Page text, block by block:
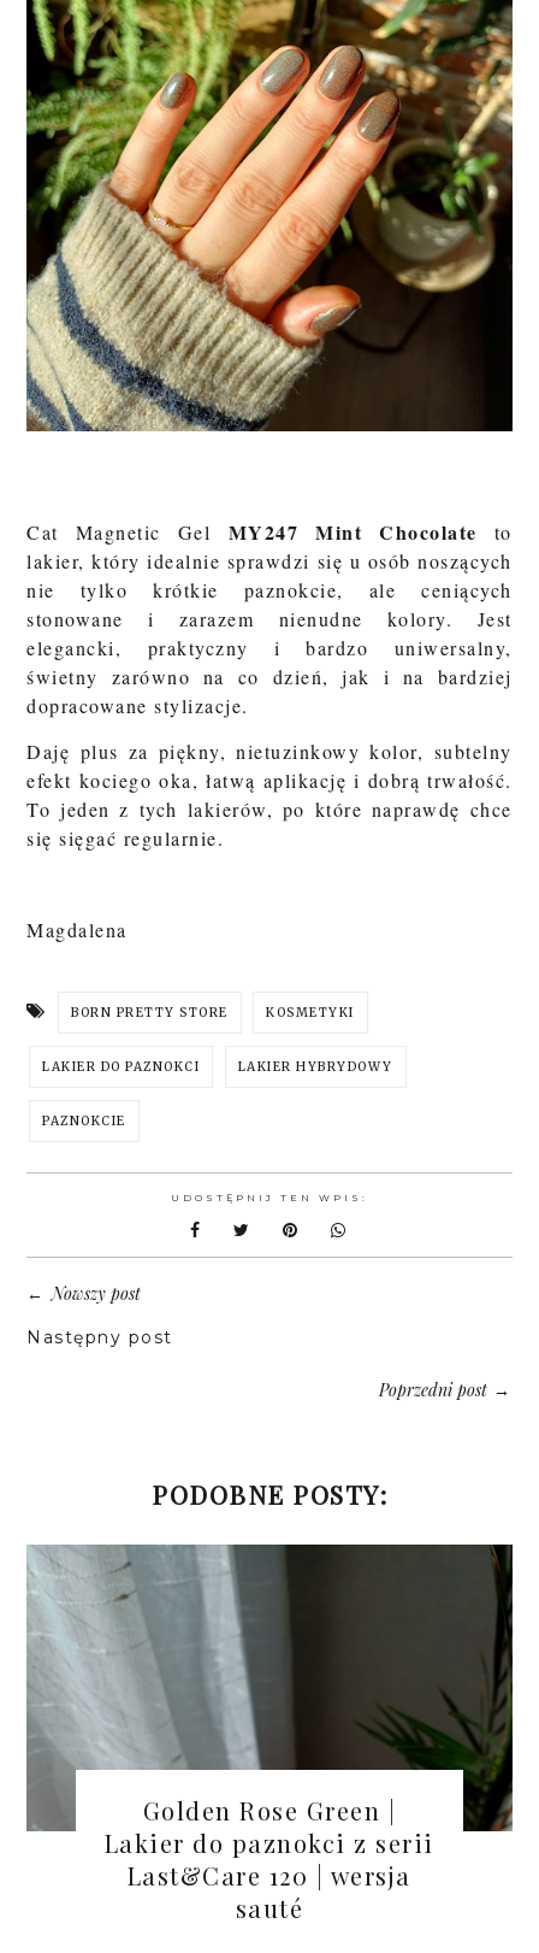
Cat Magnetic Gel MY247 Mint Chocolate to
lakier, który idealnie sprawdzi się u osób noszących
nie tylko krótkie paznokcie, ale ceniących
stonowane i zarazem nienudne kolory. Jest
elegancki, praktyczny i bardzo uniwersalny,
świetny zarówno na co dzień, jak i na bardziej
dopracowane stylizacje.
Daję plus za piękny, nietuzinkowy kolor, subtelny
efekt kociego oka, łatwą aplikację i dobrą trwałość.
To jeden z tych lakierów, po które naprawdę chce
się sięgać regularnie.
Magdalena
BORN PRETTY STORE KOSMETYKI
LAKIER DO PAZNOKCI LAKIER HYBRYDOWY
PAZNOKCIE
UDOSTĘPNIJ TEN WPIS:
←Nowszy post
Następny post
Poprzedni post→
PODOBNE POSTY:
Golden Rose Green |
Lakier do paznokci z serii
Last&Care 120 | wersja
sauté